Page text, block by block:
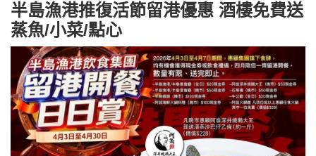
半島漁港推復活節留港優惠 酒樓免費送
蒸魚/小菜/點心